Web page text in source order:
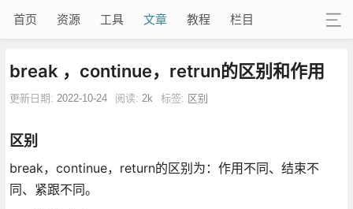
首页 资源 工具 文章 教程 栏目
break ，continue，retrun的区别和作用
更新日期: 2022-10-24 阅读: 2k 标签: 区别
区别
break，continue，return的区别为：作用不同、结束不
同、紧跟不同。